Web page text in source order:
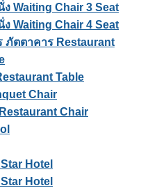
Waiting Chair 3 Seat
Waiting Chair 4 Seat
ภัตตาคาร Restaurant
Table
Chair
Chair
Hotel
Hotel